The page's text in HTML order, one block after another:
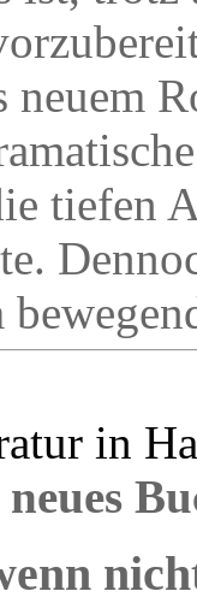
neuem
tiefen
in